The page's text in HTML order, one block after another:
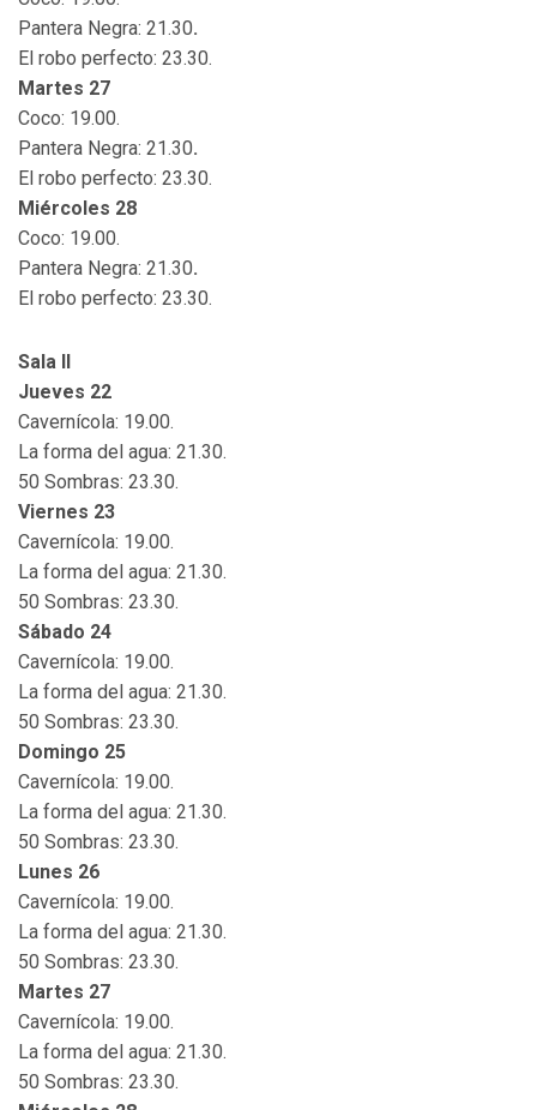
Pantera Negra: 21.30.
El robo perfecto: 23.30.
Martes 27
Coco: 19.00.
Pantera Negra: 21.30.
El robo perfecto: 23.30.
Miércoles 28
Coco: 19.00.
Pantera Negra: 21.30.
El robo perfecto: 23.30.
Sala II
Jueves 22
Cavernícola: 19.00.
La forma del agua: 21.30.
50 Sombras: 23.30.
Viernes 23
Cavernícola: 19.00.
La forma del agua: 21.30.
50 Sombras: 23.30.
Sábado 24
Cavernícola: 19.00.
La forma del agua: 21.30.
50 Sombras: 23.30.
Domingo 25
Cavernícola: 19.00.
La forma del agua: 21.30.
50 Sombras: 23.30.
Lunes 26
Cavernícola: 19.00.
La forma del agua: 21.30.
50 Sombras: 23.30.
Martes 27
Cavernícola: 19.00.
La forma del agua: 21.30.
50 Sombras: 23.30.